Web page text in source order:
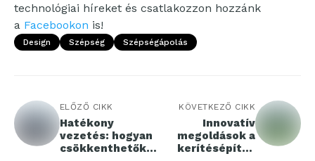
technológiai híreket és csatlakozzon hozzánk
a Facebookon is!
Design Szépség Szépségápolás
ELŐZŐ CIKK
Hatékony
vezetés: hogyan
csökkenthetők
KÖVETKEZŐ CIKK
Innovatív
megoldások a
kerítésépítés